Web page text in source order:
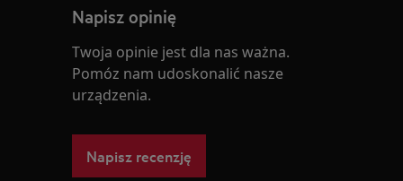
Napisz opinię
Twoja opinie jest dla nas ważna.
Pomóz nam udoskonalić nasze
urządzenia.
Napisz recenzję